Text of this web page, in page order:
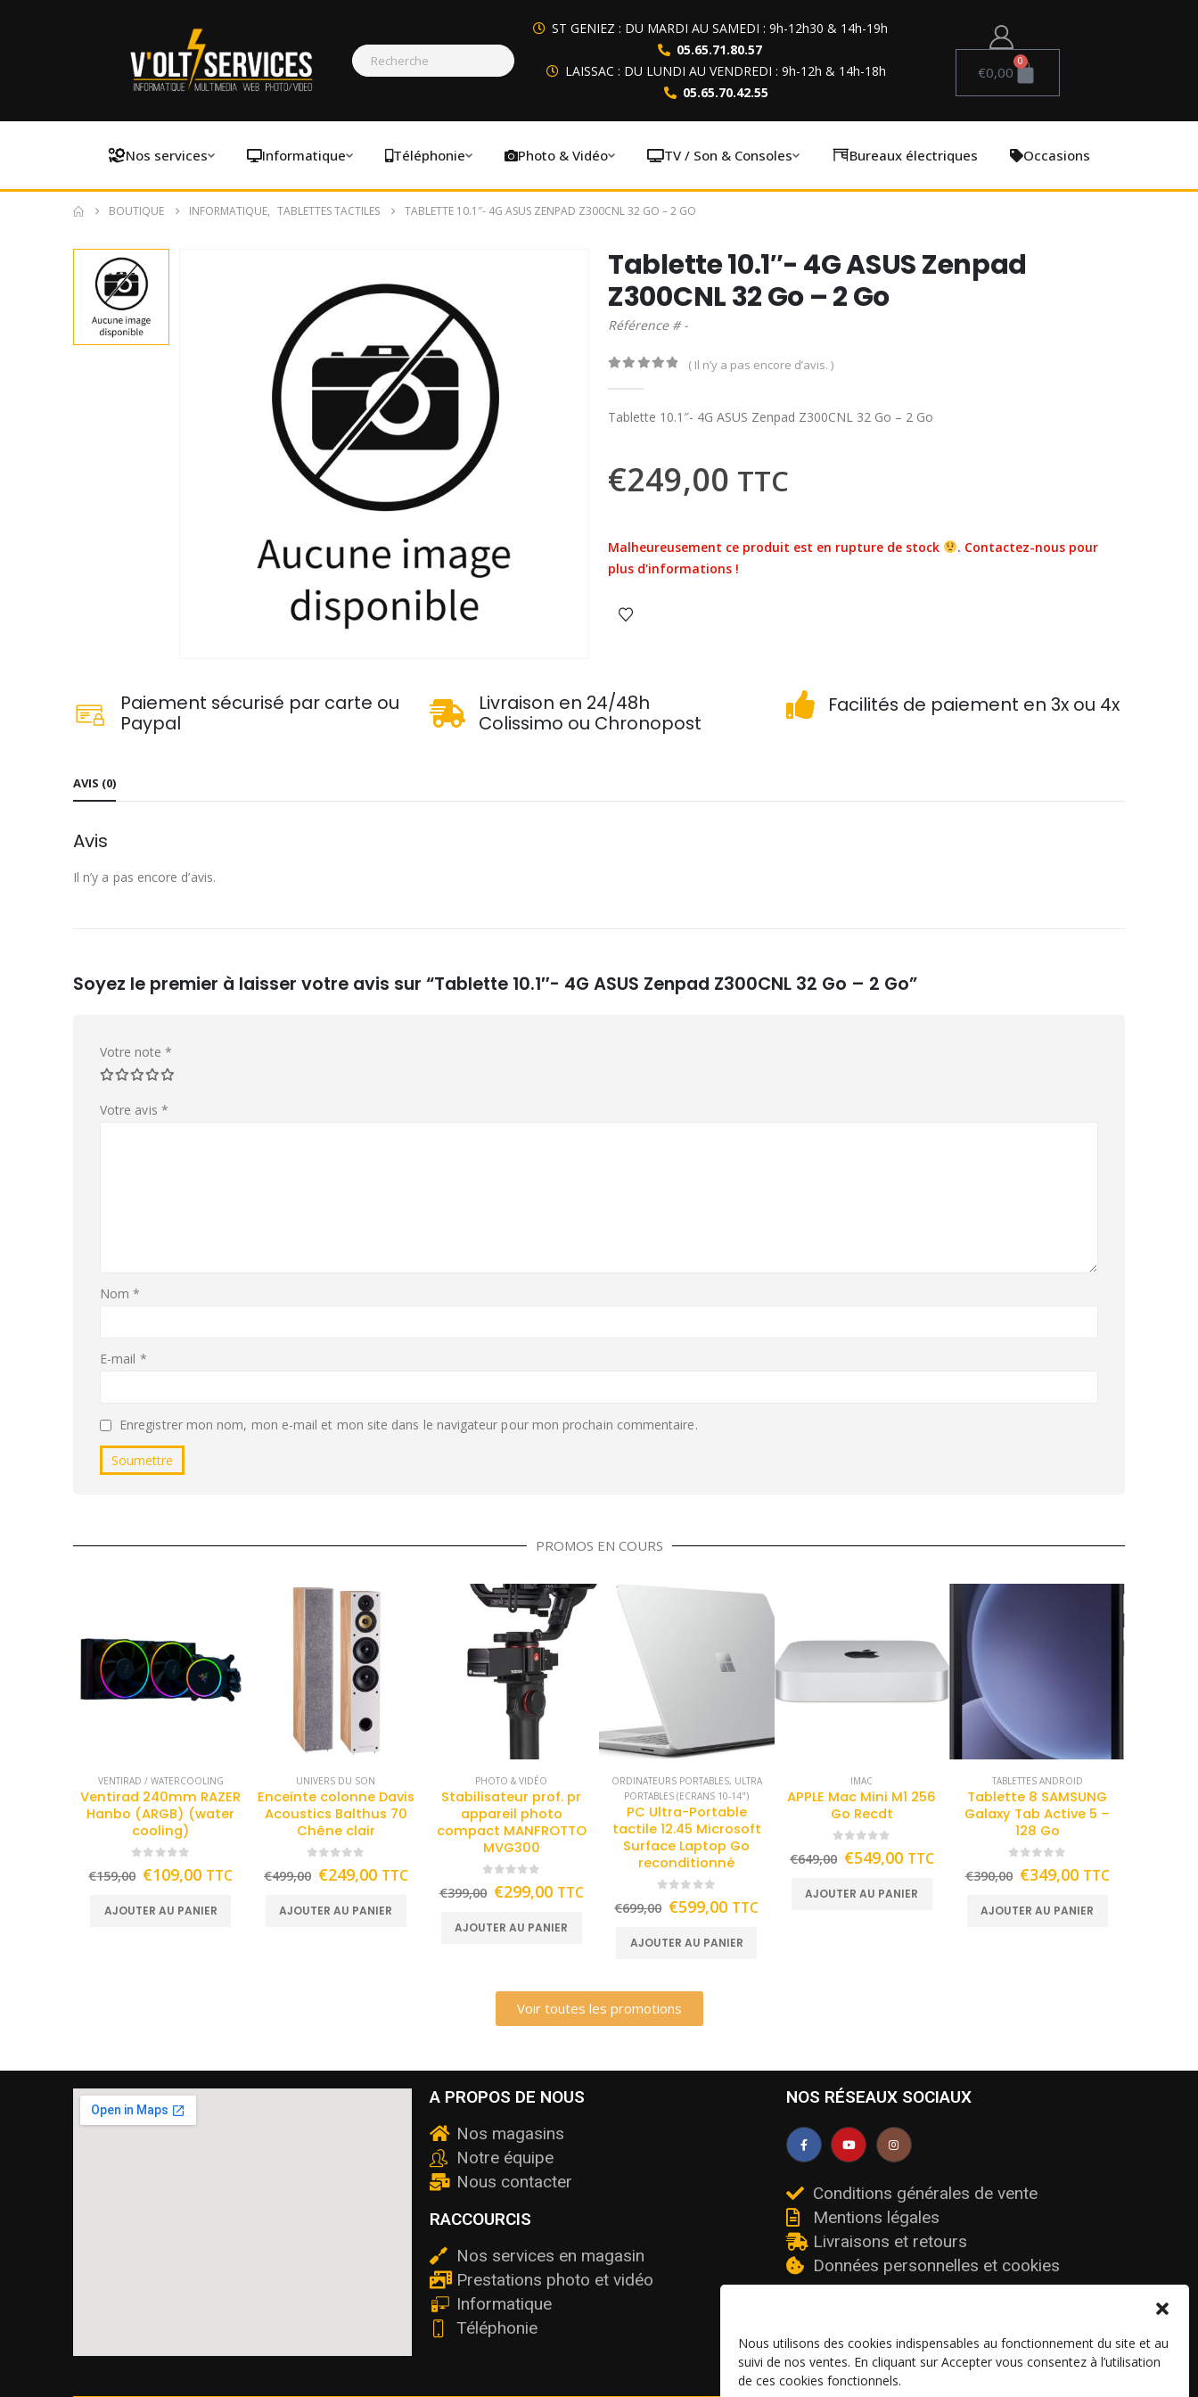
Nous utilisons des cookies indispensables au fonctionnement du site et au
suivi de nos ventes. En cliquant sur Accepter vous consentez à l’utilisation
de ces cookies fonctionnels.
ST GENIEZ : DU MARDI AU SAMEDI : 9h-12h30 & 14h-19h
05.65.71.80.57
LAISSAC : DU LUNDI AU VENDREDI : 9h-12h & 14h-18h
05.65.70.42.55
€0,00
0
Nos services Informatique Téléphonie Photo & Vidéo TV / Son & Consoles Bureaux électriques Occasions
BOUTIQUE INFORMATIQUE, TABLETTES TACTILES TABLETTE 10.1″- 4G ASUS ZENPAD Z300CNL 32 GO – 2 GO
Tablette 10.1″- 4G ASUS Zenpad
Z300CNL 32 Go – 2 Go
Référence # -
( Il n’y a pas encore d’avis. )
Tablette 10.1″- 4G ASUS Zenpad Z300CNL 32 Go – 2 Go
€249,00 TTC
Malheureusement ce produit est en rupture de stock
. Contactez-nous pour
plus d'informations !
Paiement sécurisé par carte ou
Paypal
Livraison en 24/48h
Colissimo ou Chronopost
Facilités de paiement en 3x ou 4x
AVIS (0)
Avis
Il n’y a pas encore d’avis.
Soyez le premier à laisser votre avis sur “Tablette 10.1″- 4G ASUS Zenpad Z300CNL 32 Go – 2 Go”
Votre note *
Votre avis *
Nom*
E-mail *
Enregistrer mon nom, mon e-mail et mon site dans le navigateur pour mon prochain commentaire.
PROMOS EN COURS
VENTIRAD / WATERCOOLING
Ventirad 240mm RAZER
Hanbo (ARGB) (water
cooling)
€159,00 €109,00 TTC
AJOUTER AU PANIER
UNIVERS DU SON
Enceinte colonne Davis
Acoustics Balthus 70
Chêne clair
€499,00 €249,00 TTC
AJOUTER AU PANIER
PHOTO & VIDÉO
Stabilisateur prof. pr
appareil photo
compact MANFROTTO
MVG300
€399,00 €299,00 TTC
AJOUTER AU PANIER
ORDINATEURS PORTABLES, ULTRA
PORTABLES (ECRANS 10-14")
PC Ultra-Portable
tactile 12.45 Microsoft
Surface Laptop Go
reconditionné
€699,00 €599,00 TTC
AJOUTER AU PANIER
IMAC
APPLE Mac Mini M1 256
Go Recdt
€649,00 €549,00 TTC
AJOUTER AU PANIER
TABLETTES ANDROID
Tablette 8 SAMSUNG
Galaxy Tab Active 5 –
128 Go
€390,00 €349,00 TTC
AJOUTER AU PANIER
Voir toutes les promotions
A PROPOS DE NOUS
Nos magasins
Notre équipe
Nous contacter
RACCOURCIS
Nos services en magasin
Prestations photo et vidéo
Informatique
Téléphonie
NOS RÉSEAUX SOCIAUX
Conditions générales de vente
Mentions légales
Livraisons et retours
Données personnelles et cookies